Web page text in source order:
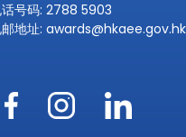
话号码: 2788 5903
地址: awards@hkaee.gov.hk